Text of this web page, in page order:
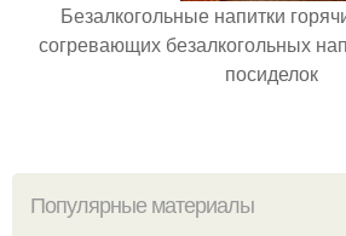
Безалкогольные напитки
согревающих безалкогольных
посиделок
Популярные материалы